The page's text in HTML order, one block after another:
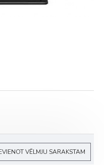
VĒLMJU SARAKSTAM